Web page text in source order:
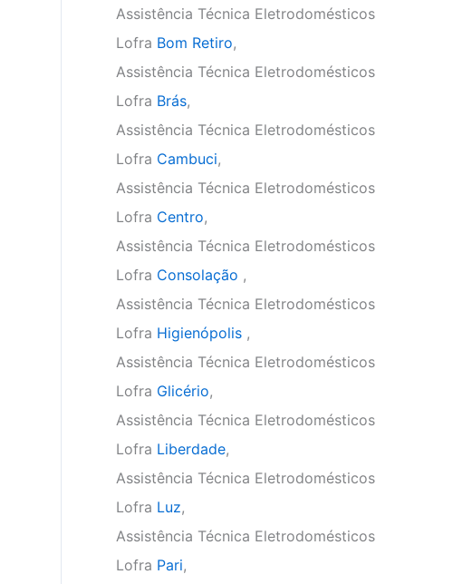
Assistência Técnica Eletrodomésticos
Lofra Bom Retiro,
Assistência Técnica Eletrodomésticos
Lofra Brás,
Assistência Técnica Eletrodomésticos
Lofra Cambuci,
Assistência Técnica Eletrodomésticos
Lofra Centro,
Assistência Técnica Eletrodomésticos
Lofra Consolação ,
Assistência Técnica Eletrodomésticos
Lofra Higienópolis ,
Assistência Técnica Eletrodomésticos
Lofra Glicério,
Assistência Técnica Eletrodomésticos
Lofra Liberdade,
Assistência Técnica Eletrodomésticos
Lofra Luz,
Assistência Técnica Eletrodomésticos
Lofra Pari,